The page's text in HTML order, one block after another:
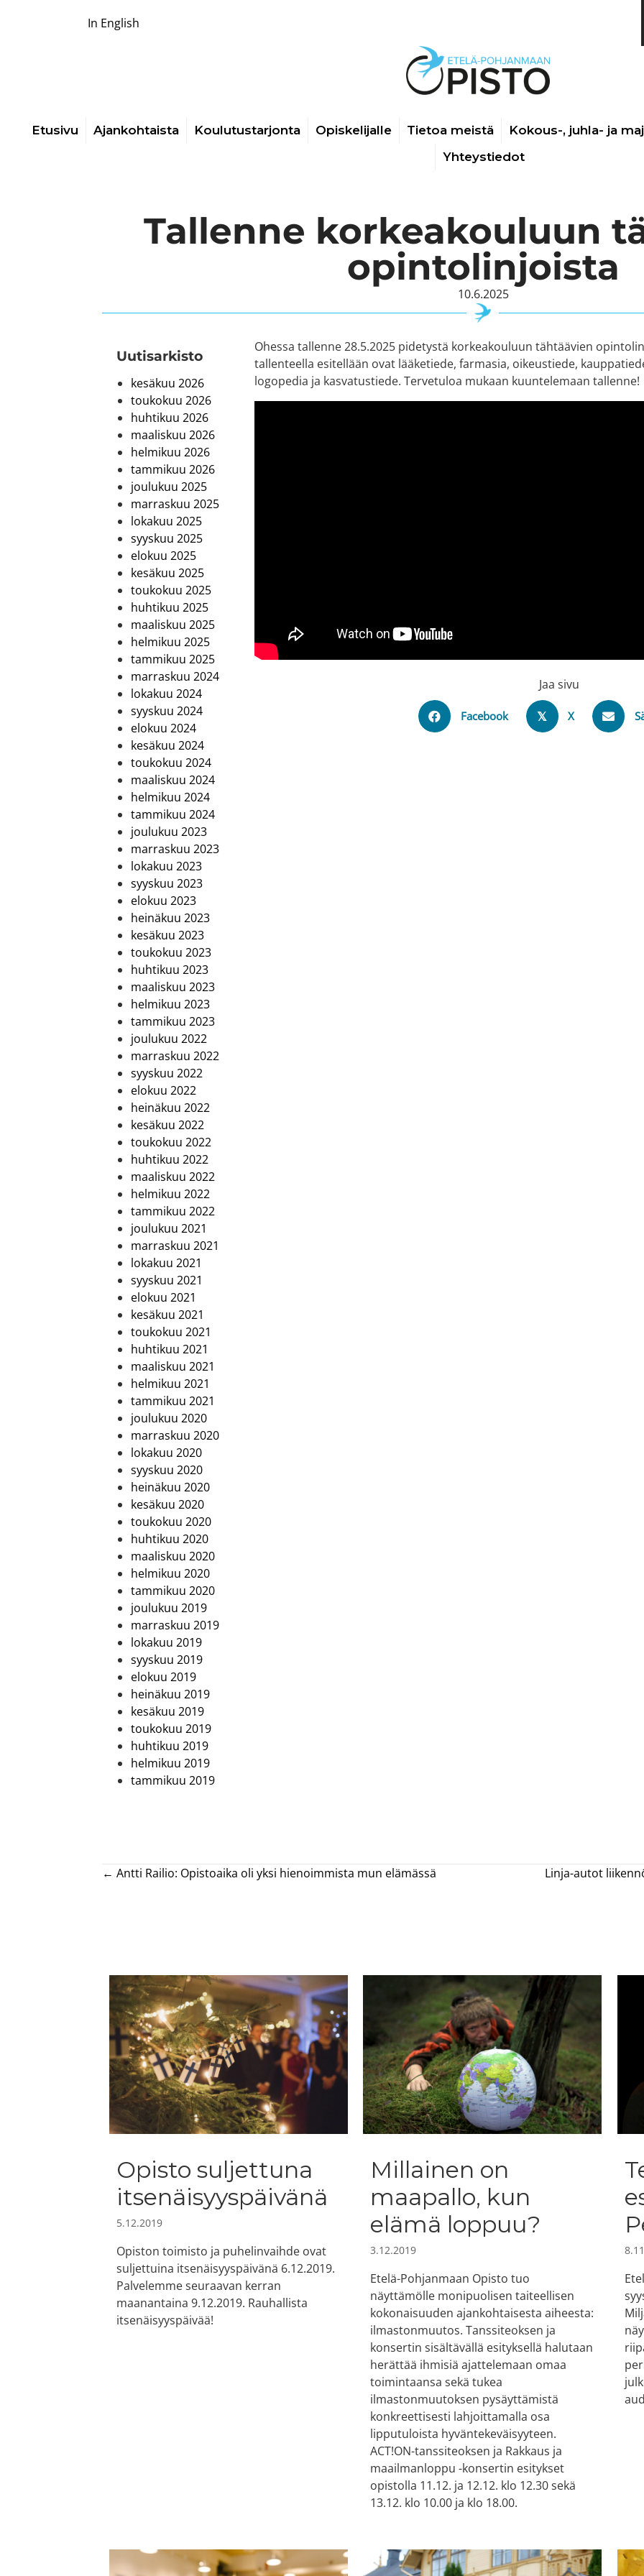
In English
Etusivu Ajankohtaista Koulutustarjonta Opiskelijalle Tietoa meistä Kokous-, juhla- ja
Yhteystiedot
Tallenne korkeakouluun
opintolinjoista
10.6.2025
Uutis­arkisto
kesäkuu 2026
toukokuu 2026
huhtikuu 2026
maaliskuu 2026
helmikuu 2026
tammikuu 2026
joulukuu 2025
marraskuu 2025
lokakuu 2025
syyskuu 2025
elokuu 2025
kesäkuu 2025
toukokuu 2025
huhtikuu 2025
maaliskuu 2025
helmikuu 2025
tammikuu 2025
marraskuu 2024
lokakuu 2024
syyskuu 2024
elokuu 2024
kesäkuu 2024
toukokuu 2024
maaliskuu 2024
helmikuu 2024
tammikuu 2024
joulukuu 2023
marraskuu 2023
lokakuu 2023
syyskuu 2023
elokuu 2023
heinäkuu 2023
kesäkuu 2023
toukokuu 2023
huhtikuu 2023
maaliskuu 2023
helmikuu 2023
tammikuu 2023
joulukuu 2022
marraskuu 2022
syyskuu 2022
elokuu 2022
heinäkuu 2022
kesäkuu 2022
toukokuu 2022
huhtikuu 2022
maaliskuu 2022
helmikuu 2022
tammikuu 2022
joulukuu 2021
marraskuu 2021
lokakuu 2021
syyskuu 2021
elokuu 2021
kesäkuu 2021
toukokuu 2021
huhtikuu 2021
maaliskuu 2021
helmikuu 2021
tammikuu 2021
joulukuu 2020
marraskuu 2020
lokakuu 2020
syyskuu 2020
heinäkuu 2020
kesäkuu 2020
toukokuu 2020
huhtikuu 2020
maaliskuu 2020
helmikuu 2020
tammikuu 2020
joulukuu 2019
marraskuu 2019
lokakuu 2019
syyskuu 2019
elokuu 2019
heinäkuu 2019
kesäkuu 2019
toukokuu 2019
huhtikuu 2019
helmikuu 2019
tammikuu 2019
Ohessa tallenne 28.5.2025 pidetystä korkeakouluun tähtäävien
tallenteella esitellään ovat lääketiede, farmasia, oikeustiede,
logopedia ja kasvatustiede. Tervetuloa mukaan kuuntelemaan tallenne!
Jaa sivu
Facebook 𝕏 X
Posts
← Antti Railio: Opistoaika oli yksi hienoimmista mun elämässä Linja-autot
Opisto suljettuna
itsenäisyyspäivänä
5.12.2019
Opiston toimisto ja puhelinvaihde ovat
suljettuina itsenäisyyspäivänä 6.12.2019.
Palvelemme seuraavan kerran
maanantaina 9.12.2019. Rauhallista
itsenäisyyspäivää!
Millainen on
maapallo, kun
elämä loppuu?
3.12.2019
Etelä-Pohjanmaan Opisto tuo
näyttämölle monipuolisen taiteellisen
kokonaisuuden ajankohtaisesta aiheesta:
ilmastonmuutos. Tanssiteoksen ja
konsertin sisältävällä esityksellä halutaan
herättää ihmisiä ajattelemaan omaa
toimintaansa sekä tukea
ilmastonmuutoksen pysäyttämistä
konkreettisesti lahjoittamalla osa
lipputuloista hyväntekeväisyyteen.
ACT!ON-tanssiteoksen ja Rakkaus ja
maailmanloppu -konsertin esitykset
opistolla 11.12. ja 12.12. klo 12.30 sekä
13.12. klo 10.00 ja klo 18.00.